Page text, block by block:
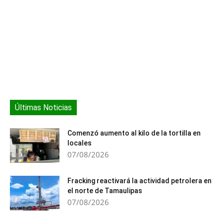
Últimas Noticias
Comenzó aumento al kilo de la tortilla en
locales
07/08/2026
Fracking reactivará la actividad petrolera en
el norte de Tamaulipas
07/08/2026